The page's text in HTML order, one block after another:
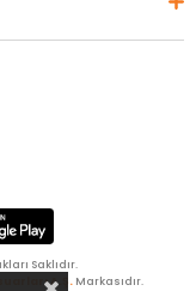
Saklıdır.
A.Ş. Markasıdır.